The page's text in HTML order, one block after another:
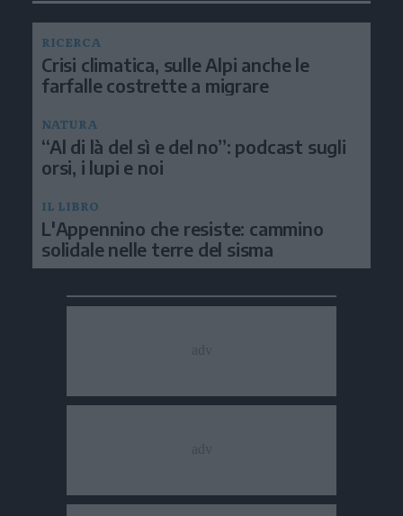
RICERCA
Crisi climatica, sulle Alpi anche le
farfalle costrette a migrare
NATURA
“Al di là del sì e del no”: podcast sugli
orsi, i lupi e noi
IL LIBRO
L'Appennino che resiste: cammino
solidale nelle terre del sisma